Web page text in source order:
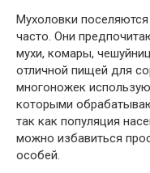
Мухоловки
часто. Они
мухи, комары,
отличной пищей для
многоножек
которыми
так как популяция
можно избавиться
особей.